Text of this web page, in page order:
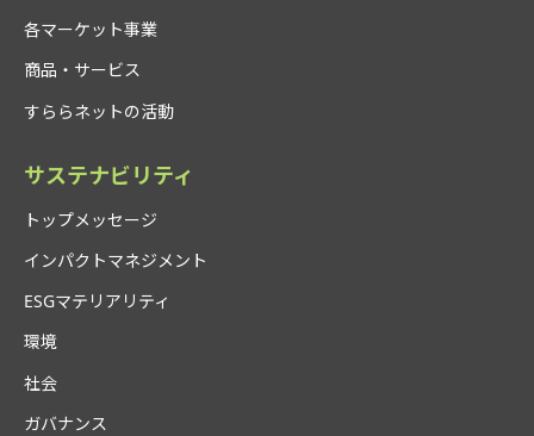
各マーケット事業
商品・サービス
すららネットの活動
サステナビリティ
トップメッセージ
インパクトマネジメント
ESGマテリアリティ
環境
社会
ガバナンス